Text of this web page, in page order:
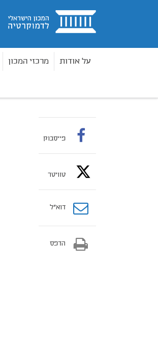
בית
על אודות מרכזי המכון
פייסבוק
טוויטר
דוא”ל
הדפס